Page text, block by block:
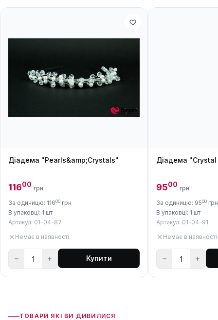
Діадема "Pearls&amp;Crystals"
11600 грн
За одиницю: 11600 грн
В упаковці: 1 шт
Артикул: 01-04-87
Немає в наявності
Купити
Діадема
9500 грн
За одиницю: 9500 грн
В упаковці: 1 шт
Артикул: 01-04-91
Немає в наявності
ТОВАРИ ЯКІ ВИ ДИВИЛИСЯ